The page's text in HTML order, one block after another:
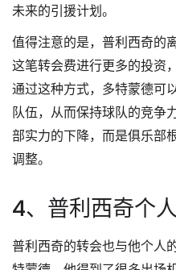
未来的引援计划。
值得注意的是，普利西奇的
这笔转会费进行更多的投资
通过这种方式，多特蒙德可
队伍，从而保持球队的竞争
部实力的下降，而是俱乐部
调整。
4、普利西奇个
普利西奇的转会也与他个人